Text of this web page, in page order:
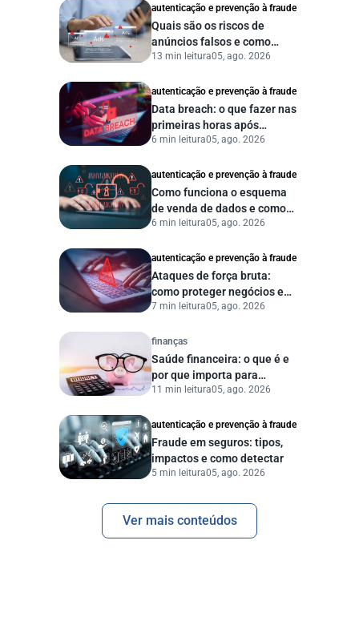
autenticação e prevenção à fraude
Quais são os riscos de
anúncios falsos e como
proteger seu negócio?
13 min leitura05, ago. 2026
autenticação e prevenção à fraude
Data breach: o que fazer nas
primeiras horas após
vazamento de dados?
6 min leitura05, ago. 2026
autenticação e prevenção à fraude
Como funciona o esquema
de venda de dados e como
proteger sua empresa?
6 min leitura05, ago. 2026
autenticação e prevenção à fraude
Ataques de força bruta:
como proteger negócios e
dados digitais
7 min leitura05, ago. 2026
finanças
Saúde financeira: o que é e
por que importa para
pessoas e empresas?
11 min leitura05, ago. 2026
autenticação e prevenção à fraude
Fraude em seguros: tipos,
impactos e como detectar
5 min leitura05, ago. 2026
Ver mais conteúdos